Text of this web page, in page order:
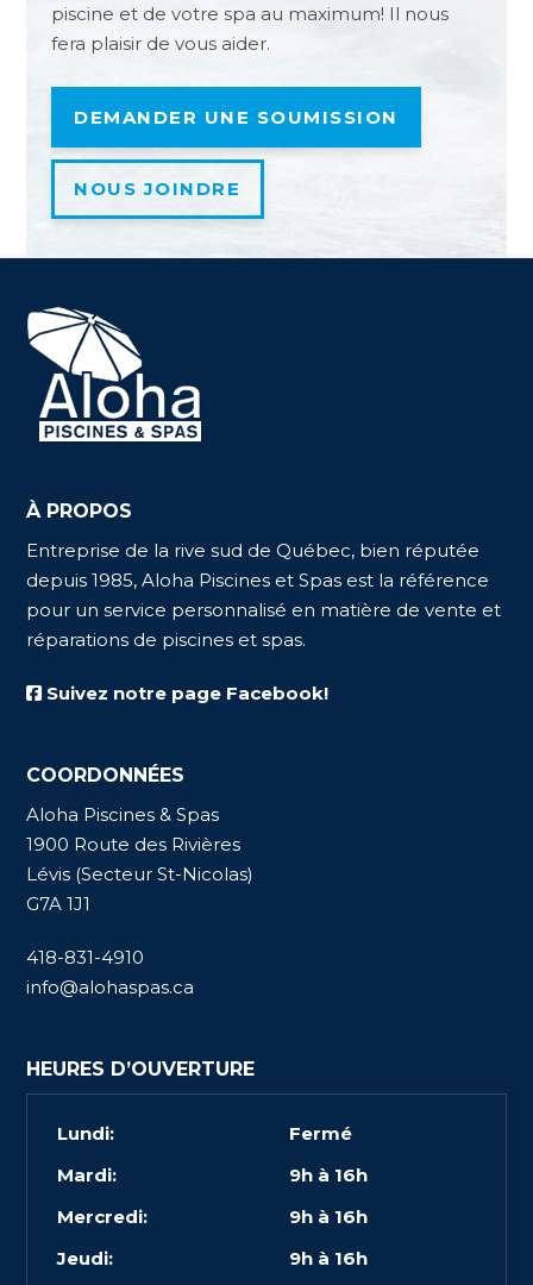
piscine et de votre spa au maximum! Il nous
fera plaisir de vous aider.
DEMANDER UNE SOUMISSION
NOUS JOINDRE
À PROPOS
Entreprise de la rive sud de Québec, bien réputée
depuis 1985, Aloha Piscines et Spas est la référence
pour un service personnalisé en matière de vente et
réparations de piscines et spas.
Suivez notre page Facebook!
COORDONNÉES
Aloha Piscines & Spas
1900 Route des Rivières
Lévis (Secteur St-Nicolas)
G7A 1J1
418-831-4910
info@alohaspas.ca
HEURES D’OUVERTURE
Lundi:
Fermé
Mardi:
9h à 16h
Mercredi:
9h à 16h
Jeudi:
9h à 16h